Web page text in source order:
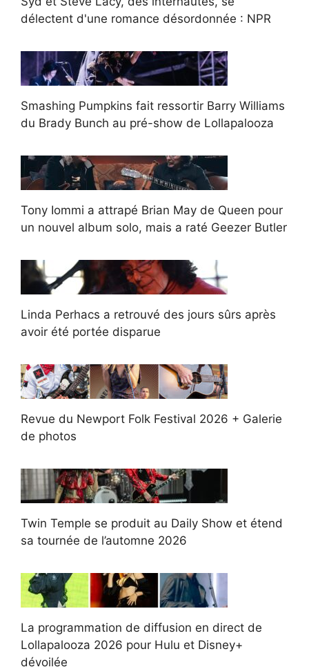
délectent d'une romance désordonnée : NPR
Smashing Pumpkins fait ressortir Barry Williams
du Brady Bunch au pré-show de Lollapalooza
Tony Iommi a attrapé Brian May de Queen pour
un nouvel album solo, mais a raté Geezer Butler
Linda Perhacs a retrouvé des jours sûrs après
avoir été portée disparue
Revue du Newport Folk Festival 2026 + Galerie
de photos
Twin Temple se produit au Daily Show et étend
sa tournée de l’automne 2026
La programmation de diffusion en direct de
Lollapalooza 2026 pour Hulu et Disney+
dévoilée